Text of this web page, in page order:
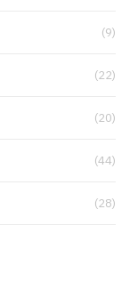
(9)
(22)
(20)
(44)
(28)